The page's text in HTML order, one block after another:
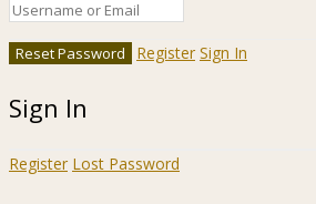
Register Sign In
Sign In
Register Lost Password